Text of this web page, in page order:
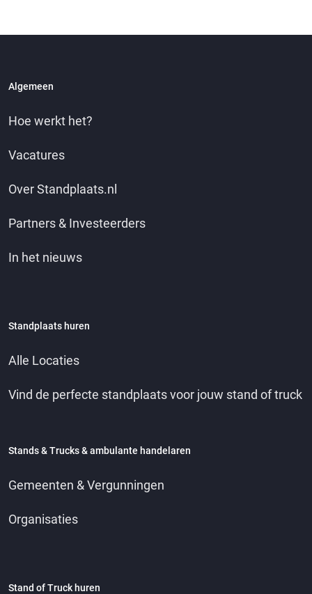
Algemeen
Hoe werkt het?
Vacatures
Over Standplaats.nl
Partners & Investeerders
In het nieuws
Standplaats huren
Alle Locaties
Vind de perfecte standplaats voor jouw stand of truck
Stands & Trucks & ambulante handelaren
Gemeenten & Vergunningen
Organisaties
Stand of Truck huren